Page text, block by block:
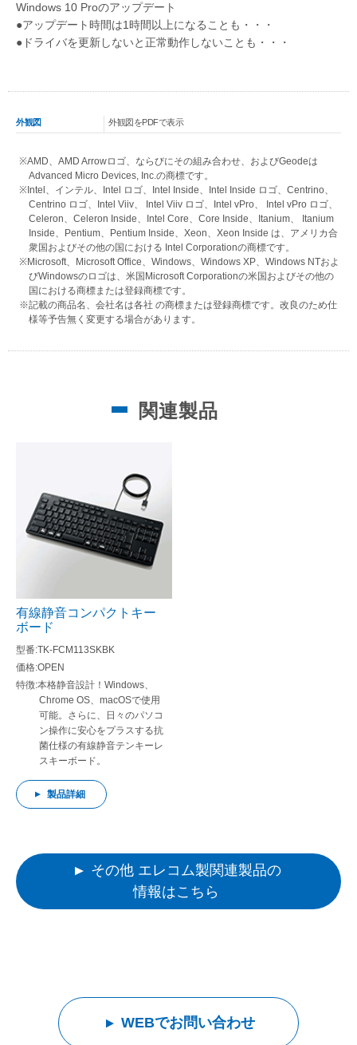
Windows 10 Proのアップデート
●アップデート時間は1時間以上になることも・・・
●ドライバを更新しないと正常動作しないことも・・・
外観図 外観図をPDFで表示
※AMD、AMD Arrowロゴ、ならびにその組み合わせ、およびGeodeは
Advanced Micro Devices, Inc.の商標です。
※Intel、インテル、Intel ロゴ、Intel Inside、Intel Inside ロゴ、Centrino、
Centrino ロゴ、Intel Viiv、 Intel Viiv ロゴ、Intel vPro、 Intel vPro ロゴ、
Celeron、Celeron Inside、Intel Core、Core Inside、Itanium、 Itanium
Inside、Pentium、Pentium Inside、Xeon、Xeon Inside は、アメリカ合
衆国およびその他の国における Intel Corporationの商標です。
※Microsoft、Microsoft Office、Windows、Windows XP、Windows NTおよ
びWindowsのロゴは、米国Microsoft Corporationの米国およびその他の
国における商標または登録商標です。
※記載の商品名、会社名は各社 の商標または登録商標です。改良のため仕
様等予告無く変更する場合があります。
関連製品
有線静音コンパクトキー
ボード
TK-FCM113SKBK
OPEN
本格静音設計！Windows、
Chrome OS、macOSで使用
可能。さらに、日々のパソコ
ン操作に安心をプラスする抗
菌仕様の有線静音テンキーレ
スキーボード。
製品詳細
その他 エレコム製関連製品の
情報はこちら
WEBでお問い合わせ